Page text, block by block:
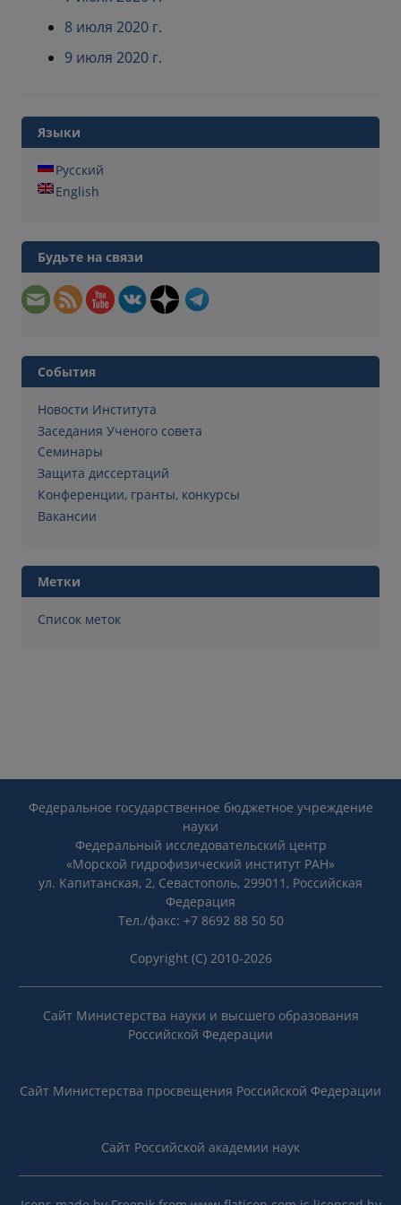
8 июля 2020 г.
9 июля 2020 г.
Языки
Русский
English
Будьте на связи
События
Новости Института
Заседания Ученого совета
Семинары
Защита диссертаций
Конференции, гранты, конкурсы
Вакансии
Метки
Список меток
Федеральное государственное бюджетное учреждение
науки
Федеральный исследовательский центр
«Морской гидрофизический институт РАН»
ул. Капитанская, 2, Севастополь, 299011, Российская
Федерация
Тел./факс: +7 8692 88 50 50
Copyright (C) 2010-2026
Сайт Министерства науки и высшего образования
Российской Федерации
Сайт Министерства просвещения Российской Федерации
Сайт Российской академии наук